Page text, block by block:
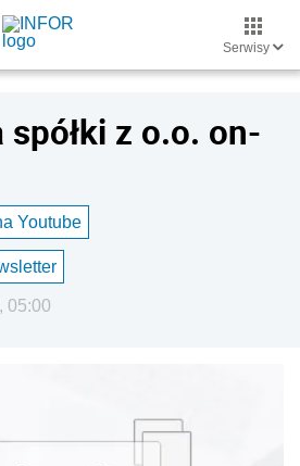
Serwisy
spółki z o.o. on-
Youtube
05:00